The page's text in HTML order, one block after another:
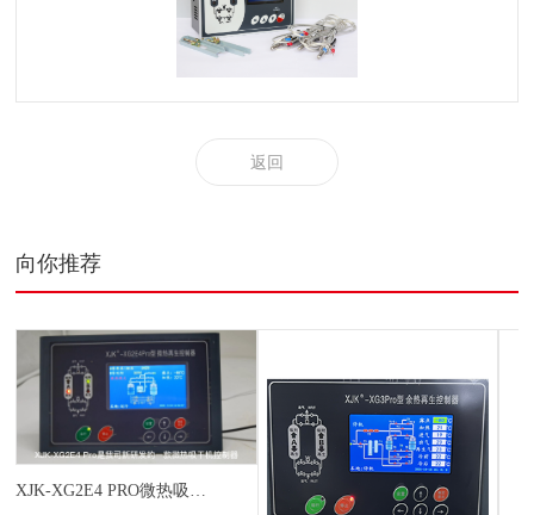
返回
向你推荐
XJK-XG2E4 PRO微热吸干机控制器